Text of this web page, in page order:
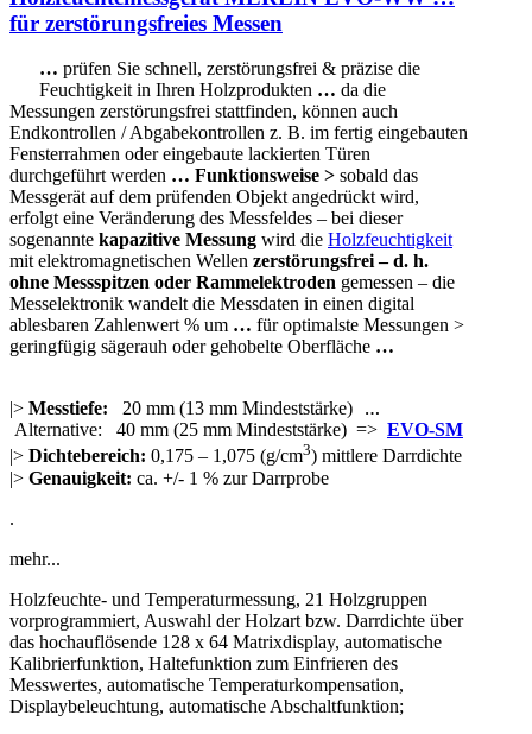
für zerstörungsfreies Messen
… prüfen Sie schnell, zerstörungsfrei & präzise die
Feuchtigkeit in Ihren Holzprodukten … da die
Messungen zerstörungsfrei stattfinden, können auch
Endkontrollen / Abgabekontrollen z. B. im fertig eingebauten
Fensterrahmen oder eingebaute lackierten Türen
durchgeführt werden … Funktionsweise > sobald das
Messgerät auf dem prüfenden Objekt angedrückt wird,
erfolgt eine Veränderung des Messfeldes – bei dieser
sogenannte kapazitive Messung wird die Holzfeuchtigkeit
mit elektromagnetischen Wellen zerstörungsfrei – d. h.
ohne Messspitzen oder Rammelektroden gemessen – die
Messelektronik wandelt die Messdaten in einen digital
ablesbaren Zahlenwert % um … für optimalste Messungen >
geringfügig sägerauh oder gehobelte Oberfläche …
|> Messtiefe: 20 mm (13 mm Mindeststärke) …
Alternative: 40 mm (25 mm Mindeststärke) => EVO-SM
|> Dichtebereich: 0,175 – 1,075 (g/cm3) mittlere Darrdichte
|> Genauigkeit: ca. +/- 1 % zur Darrprobe
.
mehr...
Holzfeuchte- und Temperaturmessung, 21 Holzgruppen
vorprogrammiert, Auswahl der Holzart bzw. Darrdichte über
das hochauflösende 128 x 64 Matrixdisplay, automatische
Kalibrierfunktion, Haltefunktion zum Einfrieren des
Messwertes, automatische Temperaturkompensation,
Displaybeleuchtung, automatische Abschaltfunktion;